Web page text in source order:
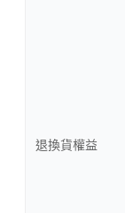
退換貨權益